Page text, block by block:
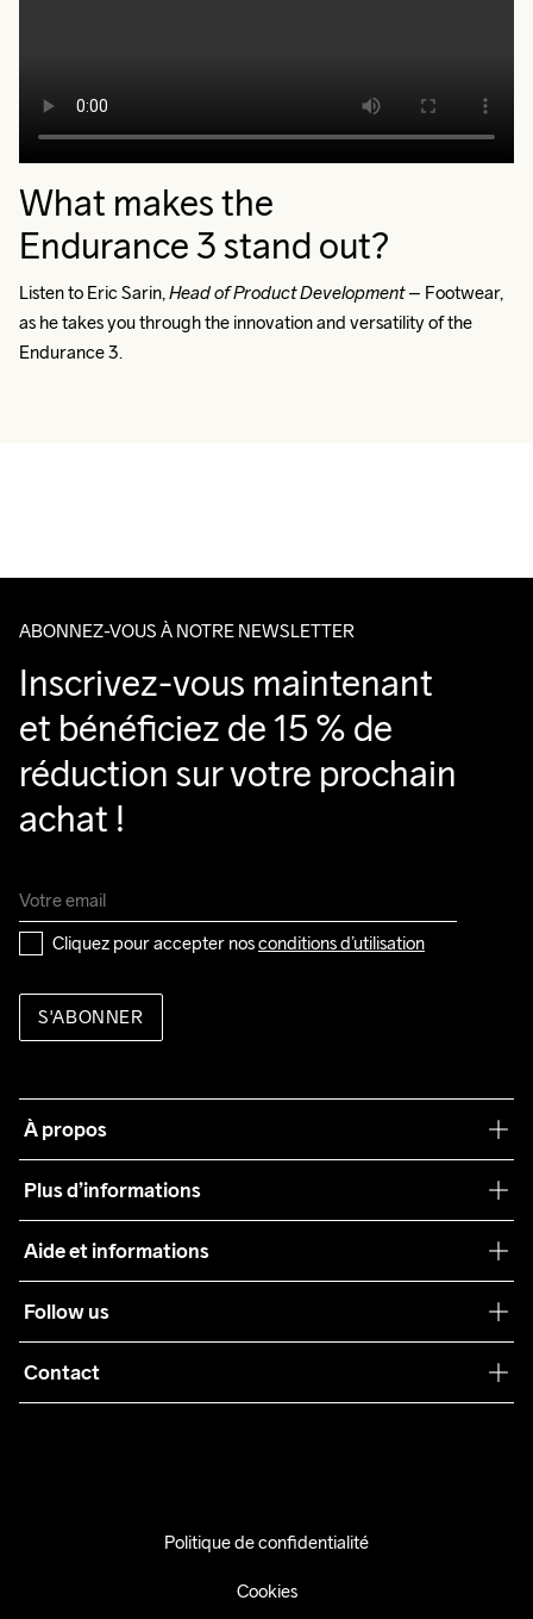
What makes the
Endurance 3 stand out?
Listen to Eric Sarin, Head of Product Development – Footwear,
as he takes you through the innovation and versatility of the
Endurance 3.
ABONNEZ-VOUS À NOTRE NEWSLETTER
Inscrivez-vous maintenant
et bénéficiez de 15 % de
réduction sur votre prochain
achat !
Cliquez pour accepter nos conditions d’utilisation
S'ABONNER
À propos
Plus d’informations
Teamwear
Durabilité
Collaborations
Aide et informations
Conditions générales
Retours
Follow us
Contact
Politique de confidentialité
Cookies